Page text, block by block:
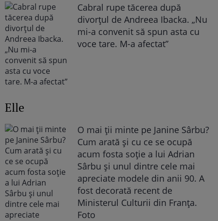
Cabral rupe tăcerea după
divorțul de Andreea Ibacka. „Nu
mi-a convenit să spun asta cu
voce tare. M-a afectat”
Elle
O mai ții minte pe Janine Sârbu?
Cum arată și cu ce se ocupă
acum fosta soție a lui Adrian
Sârbu și unul dintre cele mai
apreciate modele din anii 90. A
fost decorată recent de
Ministerul Culturii din Franța.
Foto